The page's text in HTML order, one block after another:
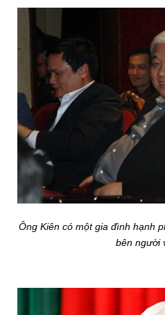
Ông Kiên có một gia đình hạnh
bên người